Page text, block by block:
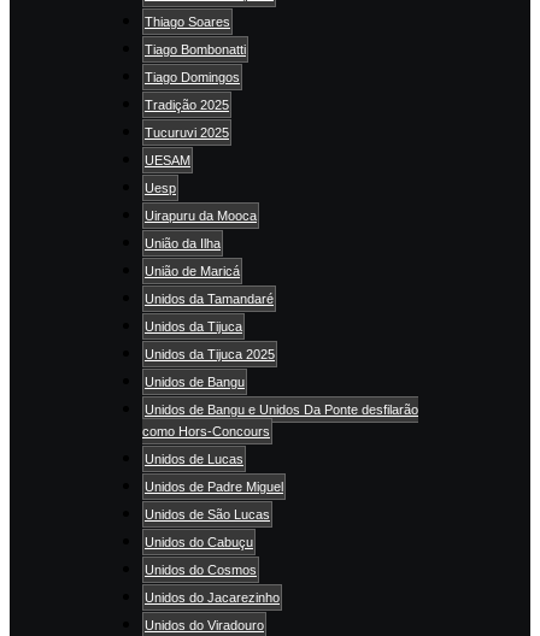
Thiago Soares
Tiago Bombonatti
Tiago Domingos
Tradição 2025
Tucuruvi 2025
UESAM
Uesp
Uirapuru da Mooca
União da Ilha
União de Maricá
Unidos da Tamandaré
Unidos da Tijuca
Unidos da Tijuca 2025
Unidos de Bangu
Unidos de Bangu e Unidos Da Ponte desfilarão
como Hors-Concours
Unidos de Lucas
Unidos de Padre Miguel
Unidos de São Lucas
Unidos do Cabuçu
Unidos do Cosmos
Unidos do Jacarezinho
Unidos do Viradouro